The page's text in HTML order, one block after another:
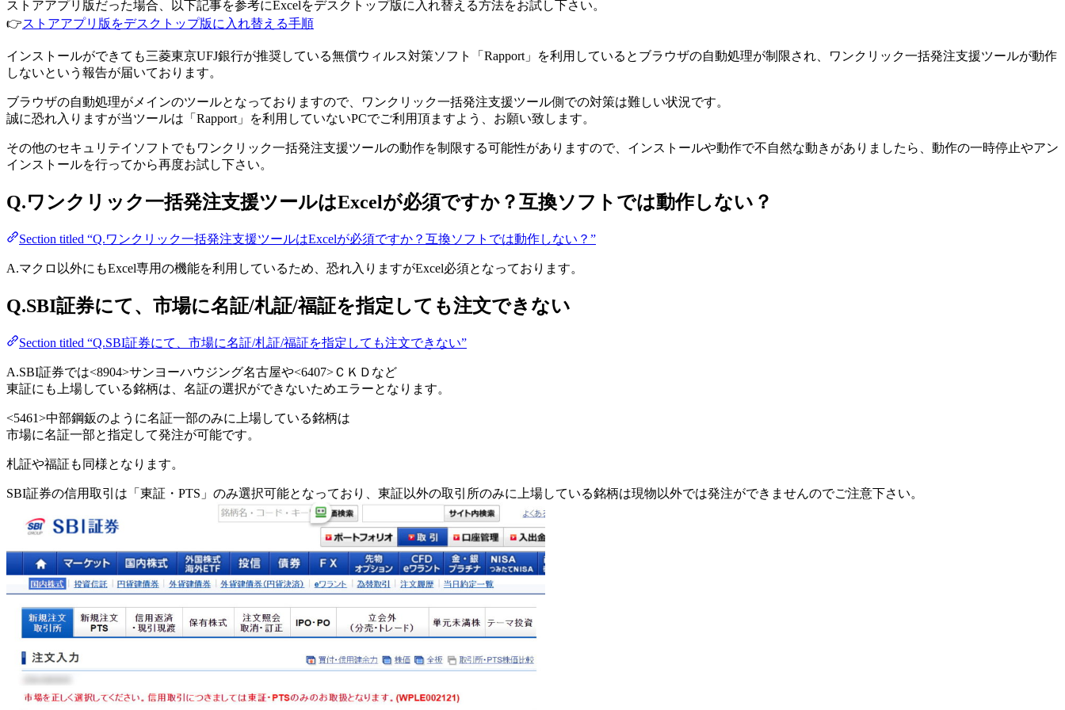
ストアアプリ版だった場合、以下記事を参考にExcelをデスクトップ版に入れ替える方法をお試し下さい。
👉ストアアプリ版をデスクトップ版に入れ替える手順
インストールができても三菱東京UFJ銀行が推奨している無償ウィルス対策ソフト「Rapport」を利用しているとブラウザの自動処理が制限され、ワンクリック一括発注支援ツールが動作
しないという報告が届いております。
ブラウザの自動処理がメインのツールとなっておりますので、ワンクリック一括発注支援ツール側での対策は難しい状況です。
誠に恐れ入りますが当ツールは「Rapport」を利用していないPCでご利用頂ますよう、お願い致します。
その他のセキュリテイソフトでもワンクリック一括発注支援ツールの動作を制限する可能性がありますので、インストールや動作で不自然な動きがありましたら、動作の一時停止やアン
インストールを行ってから再度お試し下さい。
Q.ワンクリック一括発注支援ツールはExcelが必須ですか？互換ソフトでは動作しない？
Section titled “Q.ワンクリック一括発注支援ツールはExcelが必須ですか？互換ソフトでは動作しない？”
A.マクロ以外にもExcel専用の機能を利用しているため、恐れ入りますがExcel必須となっております。
Q.SBI証券にて、市場に名証/札証/福証を指定しても注文できない
Section titled “Q.SBI証券にて、市場に名証/札証/福証を指定しても注文できない”
A.SBI証券では<8904>サンヨーハウジング名古屋や<6407>ＣＫＤなど
東証にも上場している銘柄は、名証の選択ができないためエラーとなります。
<5461>中部鋼鈑のように名証一部のみに上場している銘柄は
市場に名証一部と指定して発注が可能です。
札証や福証も同様となります。
SBI証券の信用取引は「東証・PTS」のみ選択可能となっており、東証以外の取引所のみに上場している銘柄は現物以外では発注ができませんのでご注意下さい。